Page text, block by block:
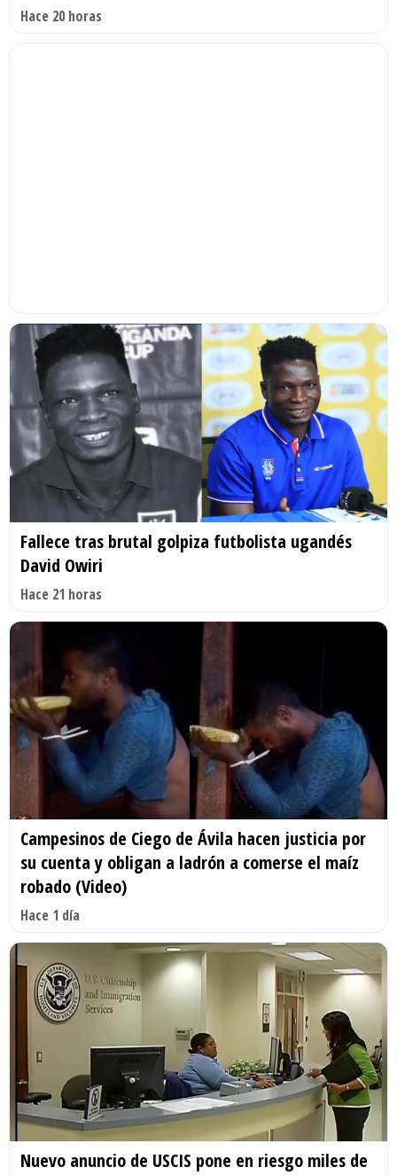
Hace 20 horas
Fallece tras brutal golpiza futbolista ugandés
David Owiri
Hace 21 horas
Campesinos de Ciego de Ávila hacen justicia por
su cuenta y obligan a ladrón a comerse el maíz
robado (Video)
Hace 1 día
Nuevo anuncio de USCIS pone en riesgo miles de